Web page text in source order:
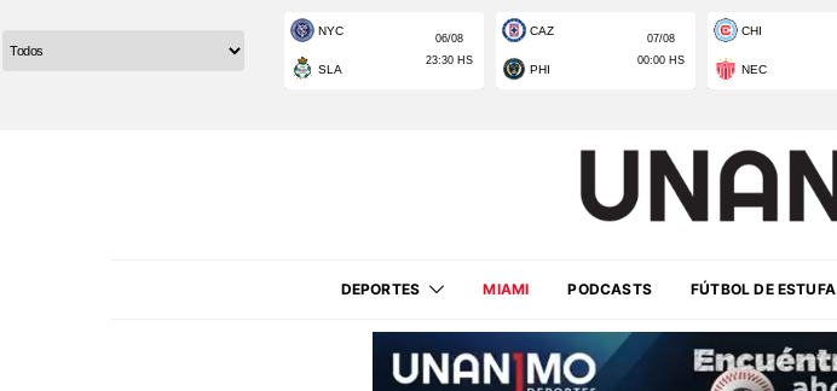
DEPORTES MIAMI PODCASTS FÚTBOL DE ESTUFA